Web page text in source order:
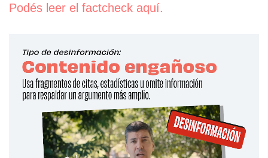
Podés leer el factcheck aquí.